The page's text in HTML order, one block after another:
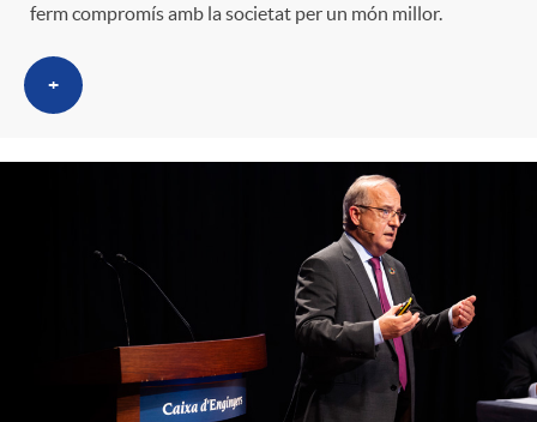
ferm compromís amb la societat per un món millor.
+